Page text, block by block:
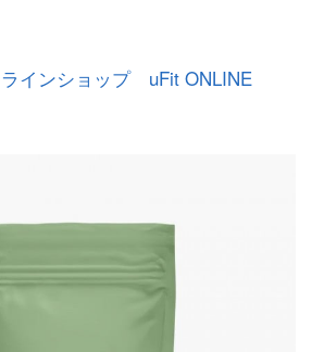
インショップ uFit ONLINE